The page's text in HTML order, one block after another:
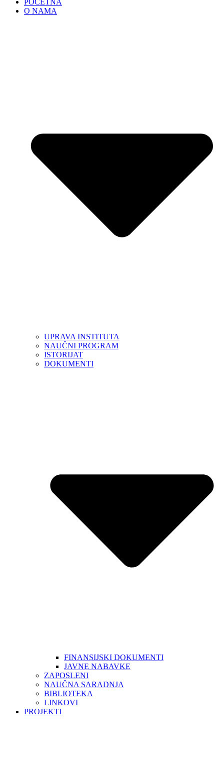
O NAMA
UPRAVA INSTITUTA
NAUČNI PROGRAM
ISTORIJAT
DOKUMENTI
FINANSIJSKI DOKUMENTI
JAVNE NABAVKE
ZAPOSLENI
NAUČNA SARADNJA
BIBLIOTEKA
LINKOVI
PROJEKTI